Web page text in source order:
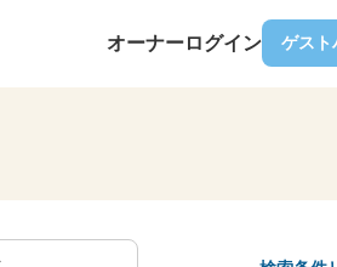
オーナーログイン ゲスト